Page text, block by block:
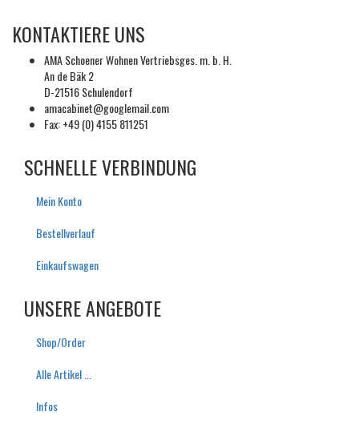
KONTAKTIERE UNS
AMA Schoener Wohnen Vertriebsges. m. b. H.
An de Bäk 2
D-21516 Schulendorf
amacabinet@googlemail.com
Fax: +49 (0) 4155 811251
SCHNELLE VERBINDUNG
Mein Konto
Bestellverlauf
Einkaufswagen
UNSERE ANGEBOTE
Shop/Order
Alle Artikel ...
Infos